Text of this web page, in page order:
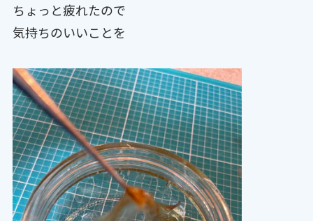
ちょっと疲れたので
気持ちのいいことを